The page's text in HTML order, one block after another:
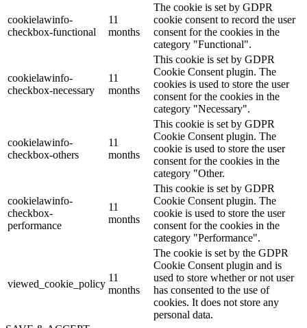
cookielawinfo-
checkbox-functional
11
months
The cookie is set by GDPR
cookie consent to record the user
consent for the cookies in the
category "Functional".
cookielawinfo-
checkbox-necessary
11
months
This cookie is set by GDPR
Cookie Consent plugin. The
cookies is used to store the user
consent for the cookies in the
category "Necessary".
cookielawinfo-
checkbox-others
11
months
This cookie is set by GDPR
Cookie Consent plugin. The
cookie is used to store the user
consent for the cookies in the
category "Other.
cookielawinfo-
checkbox-
performance
11
months
This cookie is set by GDPR
Cookie Consent plugin. The
cookie is used to store the user
consent for the cookies in the
category "Performance".
viewed_cookie_policy
11
months
The cookie is set by the GDPR
Cookie Consent plugin and is
used to store whether or not user
has consented to the use of
cookies. It does not store any
personal data.